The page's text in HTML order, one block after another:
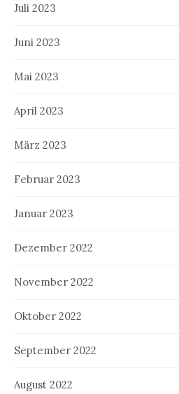
Juli 2023
Juni 2023
Mai 2023
April 2023
März 2023
Februar 2023
Januar 2023
Dezember 2022
November 2022
Oktober 2022
September 2022
August 2022